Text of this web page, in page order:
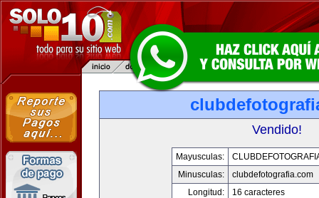
Vendido!
Mayusculas:
Minusculas:
clubdefotografia.com
Longitud:
16 caracteres